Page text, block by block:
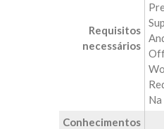
Requisitos
necessários
Conhecimentos